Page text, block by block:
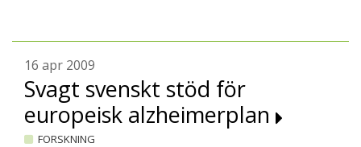
16 apr 2009
Svagt svenskt stöd för
europeisk alzheimerplan
FORSKNING